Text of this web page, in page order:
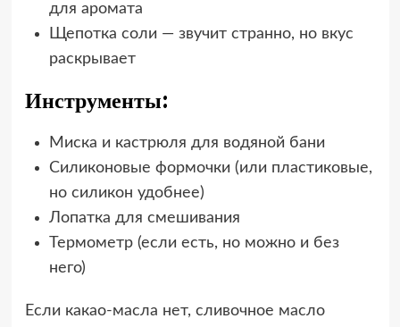
для аромата
Щепотка соли — звучит странно, но вкус
раскрывает
Инструменты:
Миска и кастрюля для водяной бани
Силиконовые формочки (или пластиковые,
но силикон удобнее)
Лопатка для смешивания
Термометр (если есть, но можно и без
него)
Если какао-масла нет, сливочное масло